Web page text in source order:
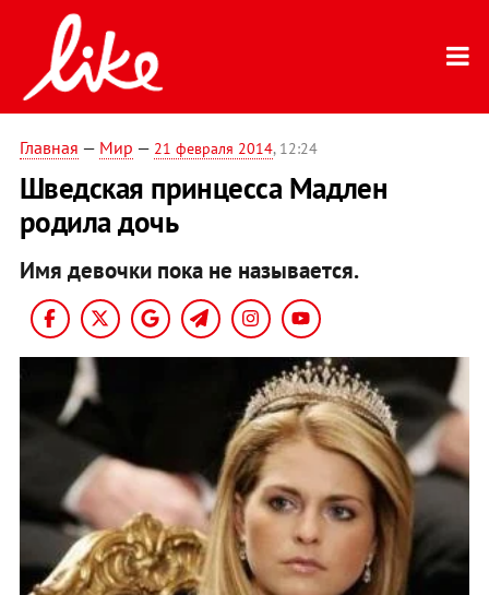
Главная — Мир — 21 февраля 2014, 12:24
Шведская принцесса Мадлен
родила дочь
Имя девочки пока не называется.